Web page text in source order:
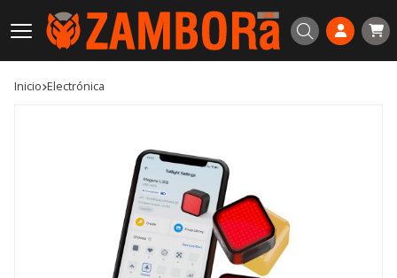
Buscar
Inicio electrónica